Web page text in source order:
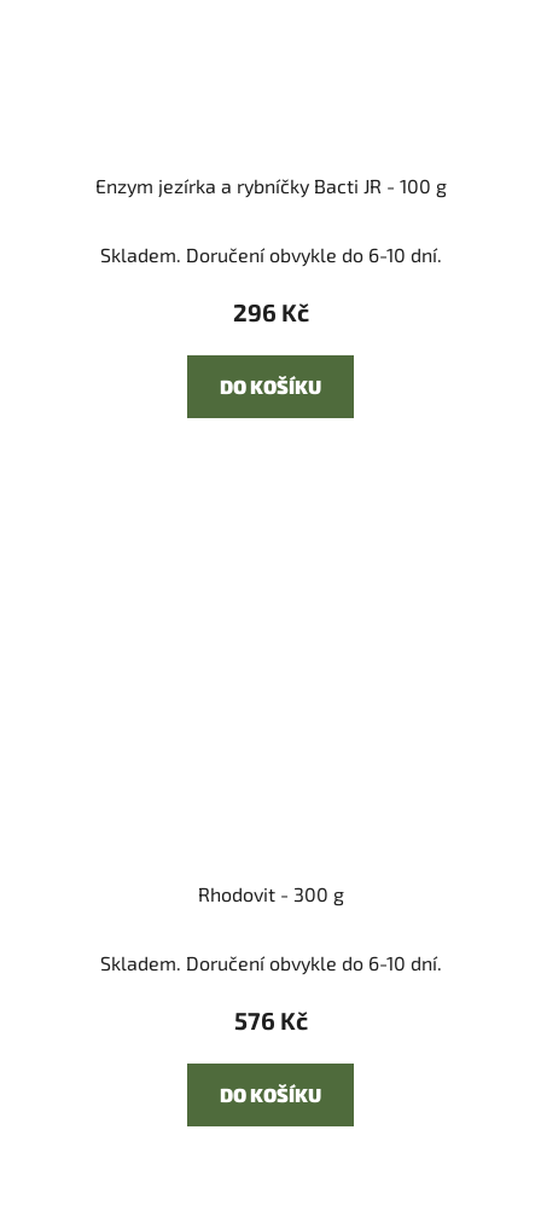
Enzym jezírka a rybníčky Bacti JR - 100 g
Skladem. Doručení obvykle do 6-10 dní.
296 Kč
DO KOŠÍKU
Rhodovit - 300 g
Skladem. Doručení obvykle do 6-10 dní.
576 Kč
DO KOŠÍKU